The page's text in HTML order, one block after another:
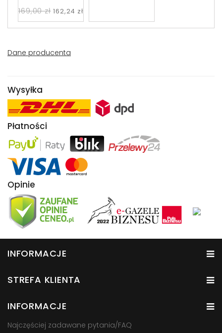
169,00 zł 162,24 zł
Dane producenta
Wysyłka
Płatności
Opinie
INFORMACJE
STREFA KLIENTA
INFORMACJE
Najczęściej zadawane pytania/FAQ